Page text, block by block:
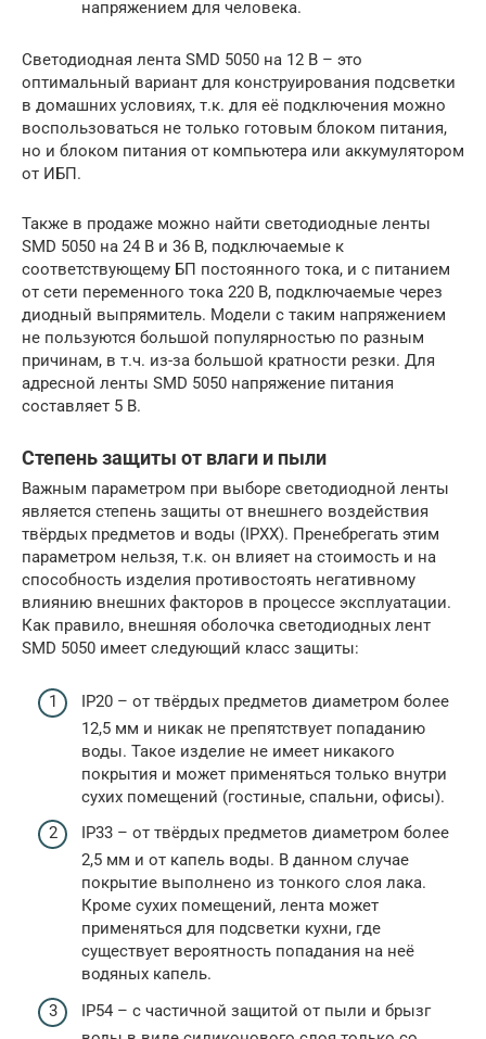
напряжением для человека.
Светодиодная лента SMD 5050 на 12 В – это
оптимальный вариант для конструирования подсветки
в домашних условиях, т.к. для её подключения можно
воспользоваться не только готовым блоком питания,
но и блоком питания от компьютера или аккумулятором
от ИБП.
Также в продаже можно найти светодиодные ленты
SMD 5050 на 24 В и 36 В, подключаемые к
соответствующему БП постоянного тока, и с питанием
от сети переменного тока 220 В, подключаемые через
диодный выпрямитель. Модели с таким напряжением
не пользуются большой популярностью по разным
причинам, в т.ч. из-за большой кратности резки. Для
адресной ленты SMD 5050 напряжение питания
составляет 5 В.
Степень защиты от влаги и пыли
Важным параметром при выборе светодиодной ленты
является степень защиты от внешнего воздействия
твёрдых предметов и воды (IPXX). Пренебрегать этим
параметром нельзя, т.к. он влияет на стоимость и на
способность изделия противостоять негативному
влиянию внешних факторов в процессе эксплуатации.
Как правило, внешняя оболочка светодиодных лент
SMD 5050 имеет следующий класс защиты:
IP20 – от твёрдых предметов диаметром более
12,5 мм и никак не препятствует попаданию
воды. Такое изделие не имеет никакого
покрытия и может применяться только внутри
сухих помещений (гостиные, спальни, офисы).
IP33 – от твёрдых предметов диаметром более
2,5 мм и от капель воды. В данном случае
покрытие выполнено из тонкого слоя лака.
Кроме сухих помещений, лента может
применяться для подсветки кухни, где
существует вероятность попадания на неё
водяных капель.
IP54 – с частичной защитой от пыли и брызг